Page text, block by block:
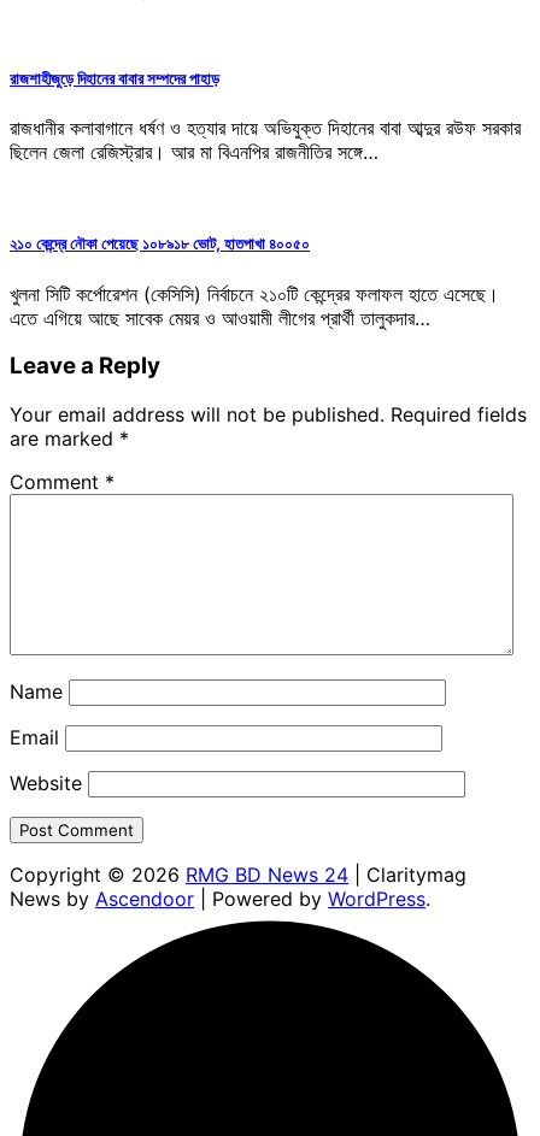
রাজশাহীজুড়ে দিহানের বাবার সম্পদের পাহাড়
রাজধানীর কলাবাগানে ধর্ষণ ও হত্যার দায়ে অভিযুক্ত দিহানের বাবা আব্দুর রউফ সরকার
ছিলেন জেলা রেজিস্ট্রার। আর মা বিএনপির রাজনীতির সঙ্গে…
২১০ কেন্দ্রে নৌকা পেয়েছে ১০৮৯১৮ ভোট, হাতপাখা ৪০০৫০
খুলনা সিটি কর্পোরেশন (কেসিসি) নির্বাচনে ২১০টি কেন্দ্রের ফলাফল হাতে এসেছে।
এতে এগিয়ে আছে সাবেক মেয়র ও আওয়ামী লীগের প্রার্থী তালুকদার…
Leave a Reply
Your email address will not be published. Required fields
are marked *
Comment *
Name
Email
Website
Copyright © 2026 RMG BD News 24 | Claritymag
News by Ascendoor | Powered by WordPress.